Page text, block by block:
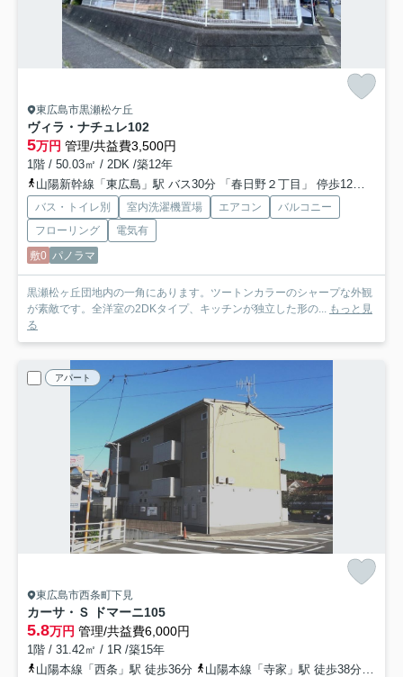
東広島市黒瀬松ケ丘
ヴィラ・ナチュレ102
5万円 管理/共益費3,500円
1階 / 50.03㎡ / 2DK /築12年
山陽新幹線「東広島」駅 バス30分 「春日野２丁目」 停歩12分
バス・トイレ別 室内洗濯機置場 エアコン
バルコニー
フローリング
電気有
敷0 パノラマ
黒瀬松ヶ丘団地内の一角にあります。ツートンカラーのシャープな外観
が素敵です。全洋室の2DKタイプ、キッチンが独立した形の...
もっと見
る
アパート
東広島市西条町下見
カーサ・Ｓ ドマーニ105
5.8万円 管理/共益費6,000円
1階 / 31.42㎡ / 1R /築15年
山陽本線「西条」駅 徒歩36分
山陽本線「寺家」駅 徒歩38分